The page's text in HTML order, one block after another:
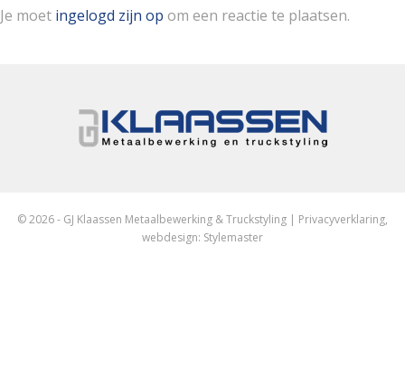
Je moet ingelogd zijn op om een reactie te plaatsen.
© 2026 - GJ Klaassen Metaalbewerking & Truckstyling | Privacyverklaring,
webdesign: Stylemaster